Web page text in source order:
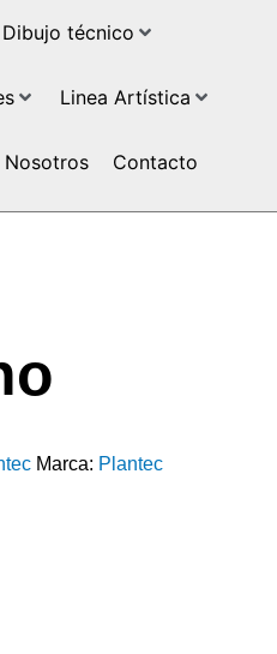
Dibujo técnico
Linea Artística
Nosotros Contacto
Marca: Plantec